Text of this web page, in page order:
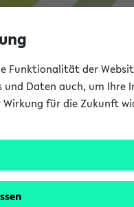
am System zur
Funktionalität der
und Daten auch, um
für die Zukunft